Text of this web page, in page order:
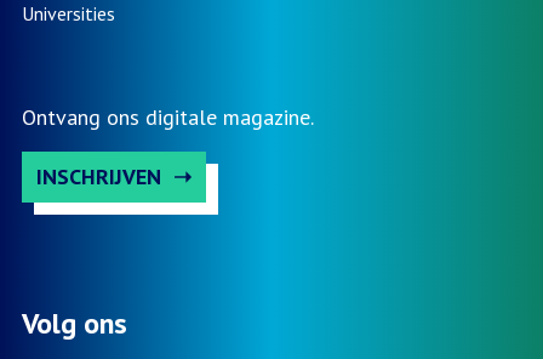
Universities
Ontvang ons digitale magazine.
INSCHRIJVEN
Volg ons